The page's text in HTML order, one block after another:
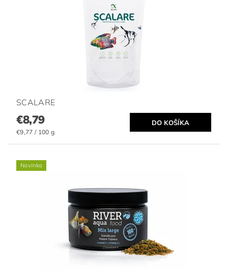
SCALARE
€8,79
€9,77 / 100 g
Novinka